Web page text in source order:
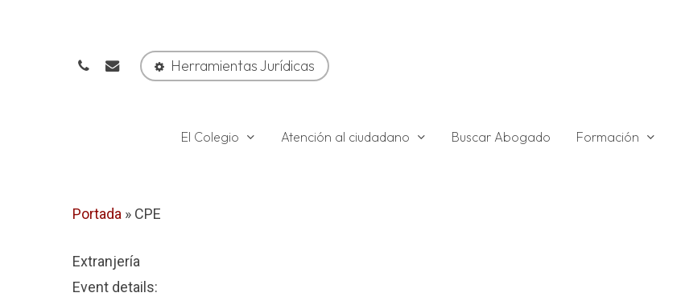
phoneemail Herramientas Jurídicas
El Colegio Atención al ciudadano Buscar Abogado Formación
Portada » CPE
Extranjería
Event details: